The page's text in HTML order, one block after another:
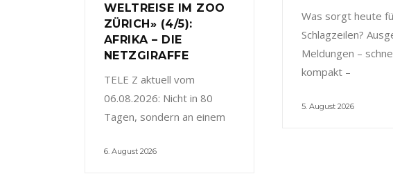
WELTREISE IM ZOO
ZÜRICH» (4/5):
AFRIKA – DIE
NETZGIRAFFE
TELE Z aktuell vom
06.08.2026: Nicht in 80
Tagen, sondern an einem
6. August 2026
Was sorgt heute
Schlagzeilen?
Meldungen –
kompakt –
5. August 2026